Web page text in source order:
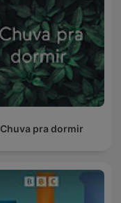
Chuva pra dormir